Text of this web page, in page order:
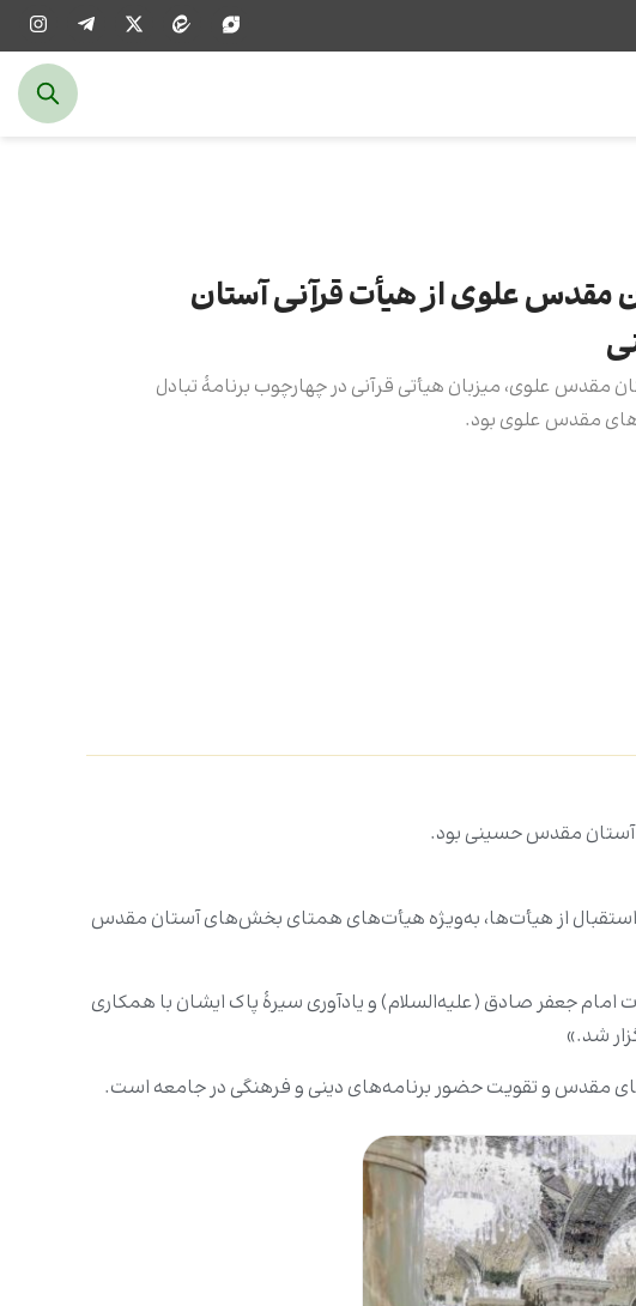
مقدس علوی از هیأت قرآنی آستان
مقدس علوی، میزبان هیأتی قرآنی در چهارچوب برنامۀ تبادل
مقدس علوی بود.
آستان مقدس حسینی بود.
استقبال از هیأت‌ها، به‌ویژه هیأت‌های همتای بخش‌های آستان مقدس
امام جعفر صادق (علیه‌السلام) و یادآوری سیرۀ پاک ایشان با همکاری
شد.»
مقدس و تقویت حضور برنامه‌های دینی و فرهنگی در جامعه است.